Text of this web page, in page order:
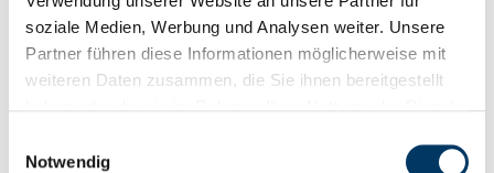
soziale Medien, Werbung und Analysen weiter. Unsere
Partner führen diese Informationen möglicherweise mit
weiteren Daten zusammen, die Sie ihnen bereitgestellt
Notwendig
Weiterlesen